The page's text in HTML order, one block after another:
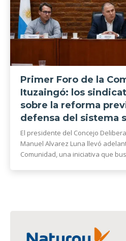
Primer Foro de la
Ituzaingó: los
sobre la reforma
defensa del sistema
El presidente del Concejo
Manuel Alvarez Luna llevó
Comunidad, una iniciativa que